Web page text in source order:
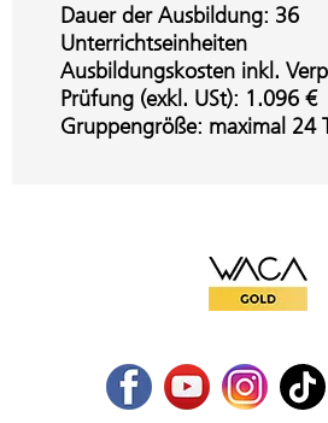
Dauer der Ausbildung: 36
Unterrichtseinheiten
Ausbildungskosten inkl.
Prüfung (exkl. USt): 1.096 €
Gruppengröße: maximal 24
WACA
FacebookYoutubeInstagram
TikTok